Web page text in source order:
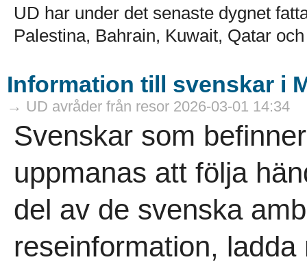
UD har under det senaste dygnet
Palestina, Bahrain, Kuwait, Qatar
Information till svenskar i
→ UD avråder från resor 2026-03-01 14:34
Svenskar som
uppmanas att följa
del av de svenska
reseinformation,